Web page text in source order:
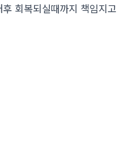
회복되실때까지 책임지